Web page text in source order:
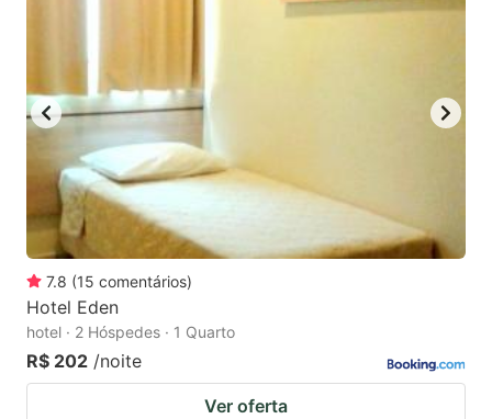
7.8 (15 comentários)
Hotel Eden
hotel · 2 Hóspedes · 1 Quarto
R$ 202 /noite
Ver oferta